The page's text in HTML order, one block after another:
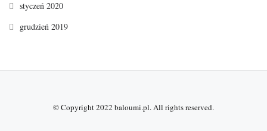
styczeń 2020
grudzień 2019
© Copyright 2022 baloumi.pl. All rights reserved.